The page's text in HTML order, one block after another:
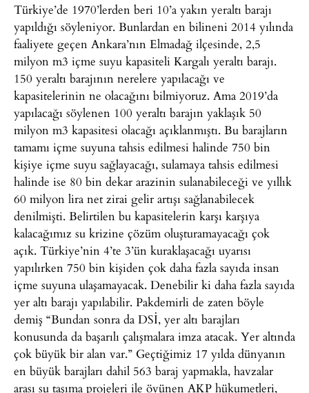
Türkiye’de 1970’lerden beri 10’a yakın yeraltı barajı
yapıldığı söyleniyor. Bunlardan en bilineni 2014 yılında
faaliyete geçen Ankara’nın Elmadağ ilçesinde, 2,5
milyon m3 içme suyu kapasiteli Kargalı yeraltı barajı.
150 yeraltı barajının nerelere yapılacağı ve
kapasitelerinin ne olacağını bilmiyoruz. Ama 2019’da
yapılacağı söylenen 100 yeraltı barajın yaklaşık 50
milyon m3 kapasitesi olacağı açıklanmıştı. Bu barajların
tamamı içme suyuna tahsis edilmesi halinde 750 bin
kişiye içme suyu sağlayacağı, sulamaya tahsis edilmesi
halinde ise 80 bin dekar arazinin sulanabileceği ve yıllık
60 milyon lira net zirai gelir artışı sağlanabilecek
denilmişti. Belirtilen bu kapasitelerin karşı karşıya
kalacağımız su krizine çözüm oluşturamayacağı çok
açık. Türkiye’nin 4’te 3’ün kuraklaşacağı uyarısı
yapılırken 750 bin kişiden çok daha fazla sayıda insan
içme suyuna ulaşamayacak. Denebilir ki daha fazla sayıda
yer altı barajı yapılabilir. Pakdemirli de zaten böyle
demiş “Bundan sonra da DSİ, yer altı barajları
konusunda da başarılı çalışmalara imza atacak. Yer altında
çok büyük bir alan var.” Geçtiğimiz 17 yılda dünyanın
en büyük barajları dahil 563 baraj yapmakla, havzalar
arası su taşıma projeleri ile övünen AKP hükumetleri,